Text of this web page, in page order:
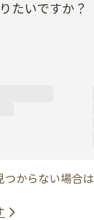
たいですか？
つからない場合